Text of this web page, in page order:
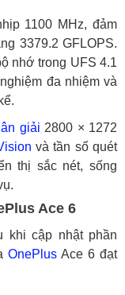
1100 MHz, đảm
3379.2 GFLOPS.
nhớ trong UFS 4.1
đa nhiệm và
giải 2800 × 1272
và tần số quét
thị sắc nét, sống
Ace 6
khi cập nhật phần
OnePlus Ace 6 đạt